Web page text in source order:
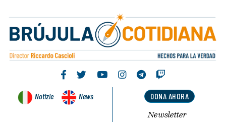
Notizie News DONA AHORA
Newsletter